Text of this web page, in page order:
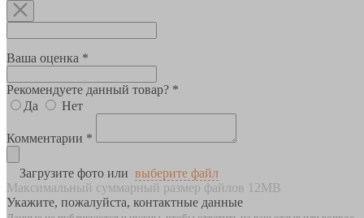
Ваша оценка *
Рекомендуете данный товар? *
Да
Нет
Комментарии *
Загрузите фото или выберите файл
Максимальный суммарный размер файлов 12MB
Укажите, пожалуйста, контактные данные